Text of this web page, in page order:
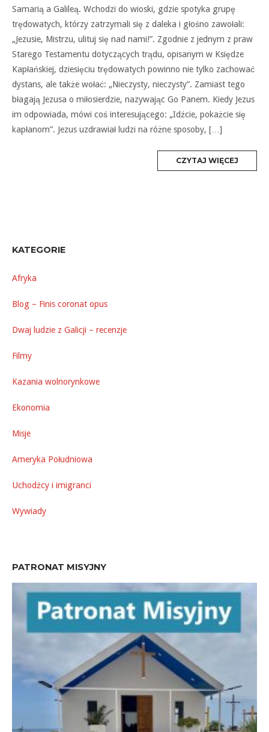
Samarią a Galileą. Wchodzi do wioski, gdzie spotyka grupę
trędowatych, którzy zatrzymali się z daleka i głośno zawołali:
„Jezusie, Mistrzu, ulituj się nad nami!”. Zgodnie z jednym z praw
Starego Testamentu dotyczących trądu, opisanym w Księdze
Kapłańskiej, dziesięciu trędowatych powinno nie tylko zachować
dystans, ale także wołać: „Nieczysty, nieczysty”. Zamiast tego
błagają Jezusa o miłosierdzie, nazywając Go Panem. Kiedy Jezus
im odpowiada, mówi coś interesującego: „Idźcie, pokażcie się
kapłanom”. Jezus uzdrawiał ludzi na różne sposoby, […]
CZYTAJ WIĘCEJ
KATEGORIE
Afryka
Blog – Finis coronat opus
Dwaj ludzie z Galicji – recenzje
Filmy
Kazania wolnorynkowe
Ekonomia
Misje
Ameryka Południowa
Uchodźcy i imigranci
Wywiady
PATRONAT MISYJNY